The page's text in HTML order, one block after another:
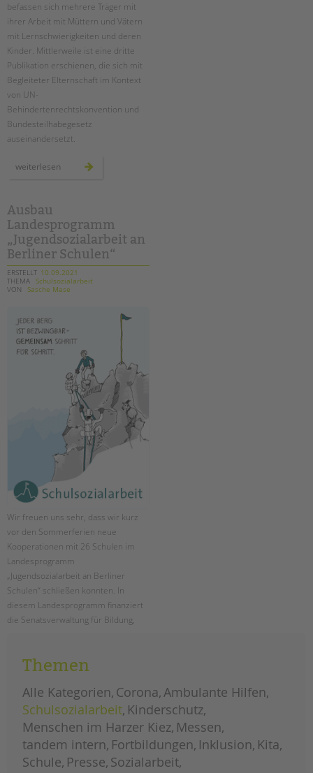
BETREUTES WOHNEN
TANDEM BTL AKADEMIE
Zertfikatskurse
Seminarkalender
Seminarräume
STADTTEILARBEIT
PROFIL | LEITBILD
Kinder- und Jugendschutz
Unsere Videos
Gesellschafter VdK
schoolcoach BTL
tandem international
Stellenangebote
tandem als Arbeitgeberin
NEWS/BLOG
Briefe an Kai
KONTAKT
Datenschutz
Hinweisgebersystem
Intranet
befassen sich mehrere Träger mit
ihrer Arbeit mit Müttern und Vätern
mit Lernschwierigkeiten und deren
Kinder. Mittlerweile ist eine dritte
Publikation erschienen, die sich mit
Begleiteter Elternschaft im Kontext
von UN-
Behindertenrechtskonvention und
Bundesteilhabegesetz
auseinandersetzt.
weiterlesen
handreichung
Ausbau
Landesprogramm
„Jugendsozialarbeit an
Berliner Schulen“
ERSTELLT 10.09.2021
THEMA Schulsozialarbeit
VON
Sasche Mase
Wir freuen uns sehr, dass wir kurz
vor den Sommerferien neue
Kooperationen mit 26 Schulen im
Landesprogramm
„Jugendsozialarbeit an Berliner
Schulen“ schließen konnten. In
diesem Landesprogramm finanziert
die Senatsverwaltung für Bildung,
„jugendsozialarbeit
berliner
schulen“
Themen
Alle Kategorien Corona Ambulante Hilfen
Schulsozialarbeit Kinderschutz
Menschen im Harzer Kiez Messen
tandem intern Fortbildungen Inklusion Kita
Schule Presse Sozialarbeit